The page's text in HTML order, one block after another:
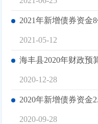
2021年新增债券资金
2021-05-12
海丰县2020年财政预
2020-12-28
2020年新增债券资金
2020-09-28